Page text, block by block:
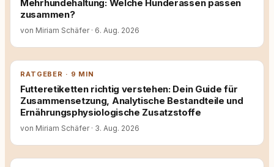
Mehrhundehaltung: Welche Hunderassen passen
zusammen?
von Miriam Schäfer · 6. Aug. 2026
RATGEBER · 9 MIN
Futteretiketten richtig verstehen: Dein Guide für
Zusammensetzung, Analytische Bestandteile und
Ernährungsphysiologische Zusatzstoffe
von Miriam Schäfer · 3. Aug. 2026